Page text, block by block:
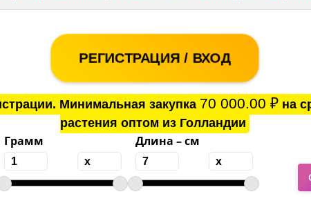
РЕГИСТРАЦИЯ / ВХОД
Минимальная закупка 70 000.00₽ на
растения оптом из Голландии
Грамм Длина – см